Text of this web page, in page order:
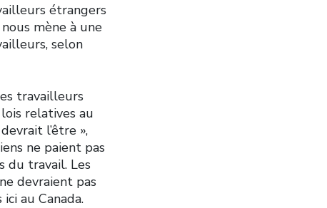
étrangers
mène à une
selon
travailleurs
relatives au
l’être »,
ne paient pas
du travail. Les
devraient pas
au Canada.